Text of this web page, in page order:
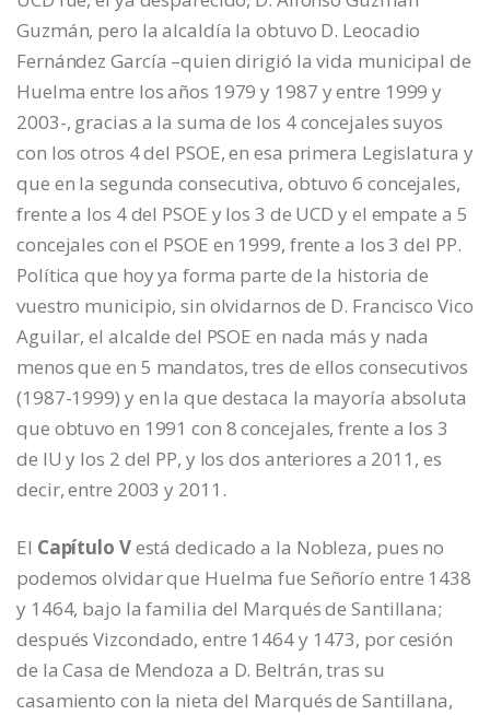
Guzmán, pero la alcaldía la obtuvo D. Leocadio
Fernández García –quien dirigió la vida municipal de
Huelma entre los años 1979 y 1987 y entre 1999 y
2003-, gracias a la suma de los 4 concejales suyos
con los otros 4 del PSOE, en esa primera Legislatura y
que en la segunda consecutiva, obtuvo 6 concejales,
frente a los 4 del PSOE y los 3 de UCD y el empate a 5
concejales con el PSOE en 1999, frente a los 3 del PP.
Política que hoy ya forma parte de la historia de
vuestro municipio, sin olvidarnos de D. Francisco Vico
Aguilar, el alcalde del PSOE en nada más y nada
menos que en 5 mandatos, tres de ellos consecutivos
(1987-1999) y en la que destaca la mayoría absoluta
que obtuvo en 1991 con 8 concejales, frente a los 3
de IU y los 2 del PP, y los dos anteriores a 2011, es
decir, entre 2003 y 2011.
El Capítulo Vestá dedicado a la Nobleza, pues no
podemos olvidar que Huelma fue Señorío entre 1438
y 1464, bajo la familia del Marqués de Santillana;
después Vizcondado, entre 1464 y 1473, por cesión
de la Casa de Mendoza a D. Beltrán, tras su
casamiento con la nieta del Marqués de Santillana,